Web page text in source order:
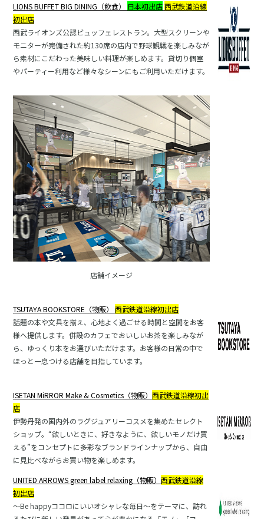
LIONS BUFFET BIG DINING （飲食） 日本初出店西武鉄道沿線
初出店
西武ライオンズ公認ビュッフェレストラン。大型スクリーンや
モニターが完備された約130席の店内で野球観戦を楽しみなが
ら素材にこだわった美味しい料理が楽しめます。貸切り個室
やパーティー利用など様々なシーンにもご利用いただけます。
店舗イメージ
TSUTAYABOOKSTORE （物販） 西武鉄道沿線初出店
話題の本や文具を揃え、心地よく過ごせる時間と空間をお客
様へ提供します。併設のカフェでおいしいお茶を楽しみなが
ら、ゆっくり本をお選びいただけます。お客様の日常の中で
ほっと一息つける店舗を目指しています。
ISETAN MiRROR Make & Cosmetics （物販） 西武鉄道沿線初出
店
伊勢丹発の国内外のラグジュアリーコスメを集めたセレクト
ショップ。“欲しいときに、好きなように、欲しいモノだけ買
える”をコンセプトに多彩なブランドラインナップから、自由
に見比べながらお買い物を楽しめます。
UNITED ARROWS green label relaxing （物販） 西武鉄道沿線
初出店
～Be happyココロにいいオシャレな毎日～をテーマに、訪れ